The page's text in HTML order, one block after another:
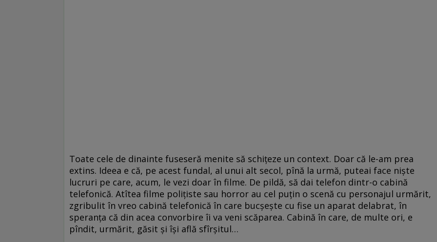
Toate cele de dinainte fuseseră menite să schițeze un context. Doar că le-am prea
extins. Ideea e că, pe acest fundal, al unui alt secol, pînă la urmă, puteai face niște
lucruri pe care, acum, le vezi doar în filme. De pildă, să dai telefon dintr-o cabină
telefonică. Atîtea filme polițiste sau horror au cel puțin o scenă cu personajul urmărit,
zgribulit în vreo cabină telefonică în care bucșește cu fise un aparat delabrat, în
speranța că din acea convorbire îi va veni scăparea. Cabină în care, de multe ori, e
pîndit, urmărit, găsit și își află sfîrșitul…